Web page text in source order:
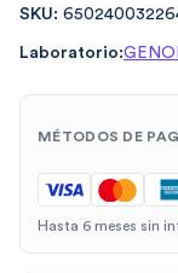
SKU:
Laboratorio:
MÉTODOS DE
Hasta 6 meses sin